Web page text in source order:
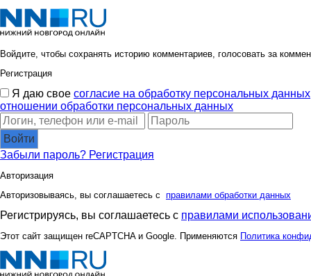
Войдите, чтобы сохранять историю комментариев, голосовать за
Регистрация
Я даю свое согласие на обработку персональных данных
отношении обработки персональных данных
Войти
Забыли пароль? Регистрация
Авторизация
Авторизовываясь, вы соглашаетесь с правилами обработки данных
Регистрируясь, вы соглашаетесь с правилами
Этот сайт защищен reCAPTCHA и Google. Применяются Политика